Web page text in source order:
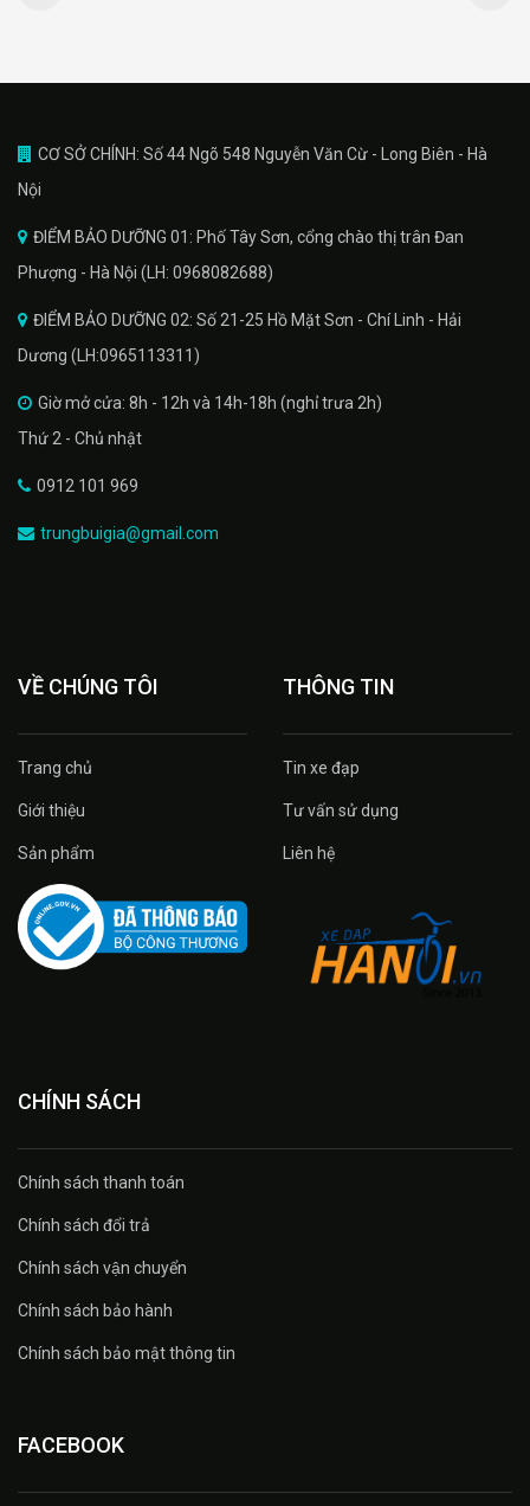
CƠ SỞ CHÍNH: Số 44 Ngõ 548 Nguyễn Văn Cừ - Long Biên - Hà
Nội
ĐIỂM BẢO DƯỠNG 01: Phố Tây Sơn, cổng chào thị trân Đan
Phượng - Hà Nội (LH: 0968082688)
ĐIỂM BẢO DƯỠNG 02: Số 21-25 Hồ Mặt Sơn - Chí Linh - Hải
Dương (LH:0965113311)
Giờ mở cửa: 8h - 12h và 14h-18h (nghỉ trưa 2h)
Thứ 2 - Chủ nhật
0912 101 969
trungbuigia@gmail.com
VỀ CHÚNG TÔI
Trang chủ
Giới thiệu
Sản phẩm
THÔNG TIN
Tin xe đạp
Tư vấn sử dụng
Liên hệ
CHÍNH SÁCH
Chính sách thanh toán
Chính sách đổi trả
Chính sách vận chuyển
Chính sách bảo hành
Chính sách bảo mật thông tin
FACEBOOK